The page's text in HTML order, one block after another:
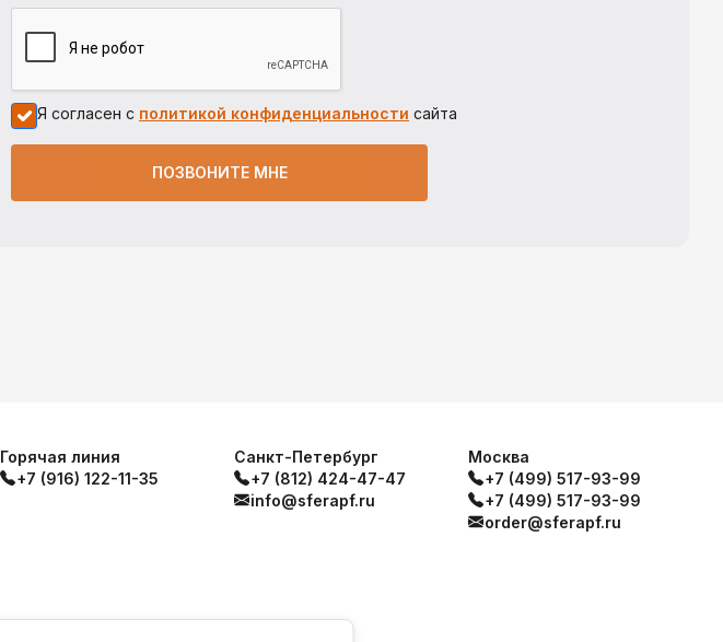
Я согласен с политикой конфиденциальности сайта
ПОЗВОНИТЕ МНЕ
Горячая линия
+7 (916) 122-11-35
Санкт-Петербург
+7 (812) 424-47-47
info@sferapf.ru
Москва
+7 (499) 517-93-99
+7 (499) 517-93-99
order@sferapf.ru